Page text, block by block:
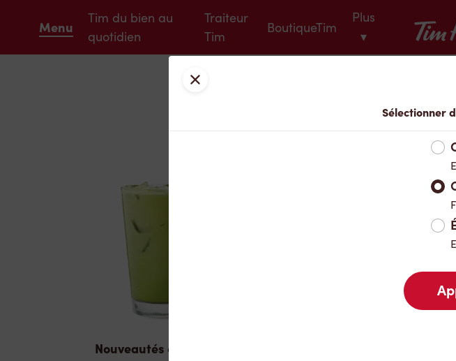
Menu
Tim du bien au
quotidien
Traiteur
Tim
BoutiqueTim
Plus
▾
Tim
Nouveautés et produits
Fermer
Sélectionner